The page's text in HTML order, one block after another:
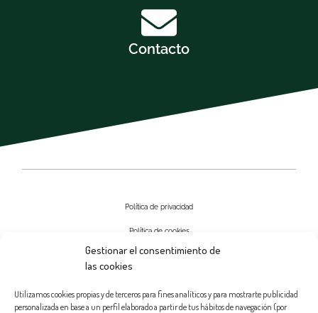
Gestionar el consentimiento de
las cookies
Utilizamos cookies propias y de terceros para fines analíticos y para mostrarte publicidad
personalizada en base a un perfil elaborado a partir de tus hábitos de navegación (por
Contacto
Política de privacidad
Política de cookies
Aviso Legal